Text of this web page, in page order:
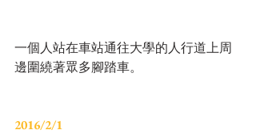
一個人站在車站通往大學的人行道上周
邊圍繞著眾多腳踏車。
2016/2/1